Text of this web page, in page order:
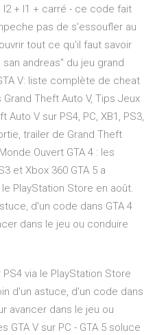
+ l1 + carré - ce code fait
pas de s'essoufler au
tout ce qu'il faut savoir
andreas" du jeu grand
V: liste complète de cheat
Theft Auto V, Tips Jeux
V sur PS4, PC, XB1, PS3,
trailer de Grand Theft
Ouvert GTA 4 : les
et Xbox 360 GTA 5 a
PlayStation Store en août.
d'un code dans GTA 4
dans le jeu ou conduire
via le PlayStation Store
d'un astuce, d'un code dans
avancer dans le jeu ou
GTA V sur PC - GTA 5 soluce